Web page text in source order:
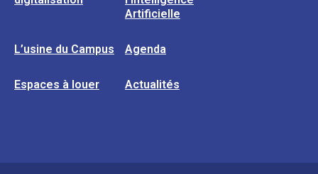
Artificielle
L’usine du Campus Agenda
Espaces à louer Actualités